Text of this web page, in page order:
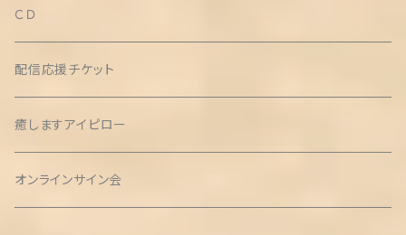
ＣＤ
配信応援チケット
癒しますアイピロー
オンラインサイン会